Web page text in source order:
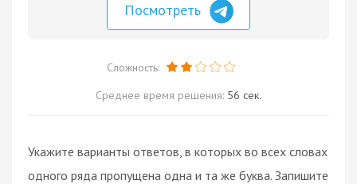
Посмотреть
Сложность:
Среднее время решения: 56 сек.
Укажите варианты ответов, в которых во всех словах
одного ряда пропущена одна и та же буква. Запишите